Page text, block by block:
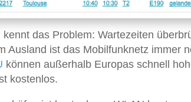
das Problem: Wartezeiten
Ausland ist das Mobilfunknetz immer
können außerhalb Europas schnell
kostenlos.